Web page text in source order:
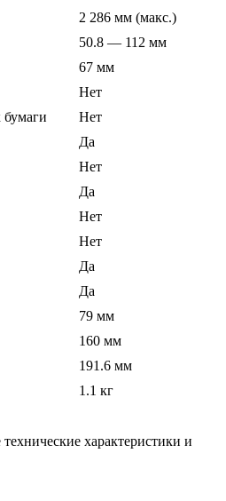
2 286 мм (макс.)
50.8 — 112 мм
67 мм
Нет
бумаги
Нет
Да
Нет
Да
Нет
Нет
Да
Да
79 мм
160 мм
191.6 мм
1.1 кг
характеристики и